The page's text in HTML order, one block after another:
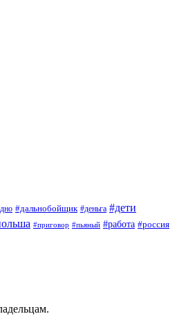
#дальнобойщик #деньга #дети
#приговор #пьяный #работа #россия